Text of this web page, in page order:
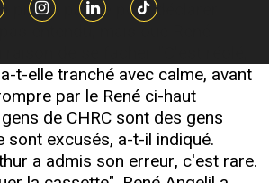
pris la parole pour déclarer
t-elle tranché avec calme, avant
par le René ci-haut
de CHRC sont des gens
sont excusés, a-t-il indiqué.
a admis son erreur, c'est rare.